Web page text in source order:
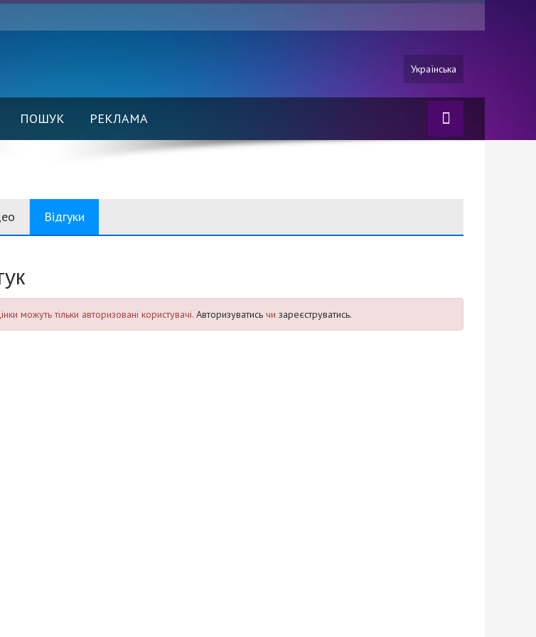
Українська
ПОШУК РЕКЛАМА
Відгуки
можуть тільки авторизовані користувачі. Авторизуватисьчи зареєструватись.